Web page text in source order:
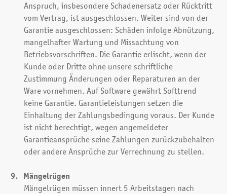
Anspruch, insbesondere Schadenersatz oder Rücktritt
vom Vertrag, ist ausgeschlossen. Weiter sind von der
Garantie ausgeschlossen: Schäden infolge Abnützung,
mangelhafter Wartung und Missachtung von
Betriebsvorschriften. Die Garantie erlischt, wenn der
Kunde oder Dritte ohne unsere schriftliche
Zustimmung Änderungen oder Reparaturen an der
Ware vornehmen. Auf Software gewährt Softtrend
keine Garantie. Garantieleistungen setzen die
Einhaltung der Zahlungsbedingung voraus. Der Kunde
ist nicht berechtigt, wegen angemeldeter
Garantieansprüche seine Zahlungen zurückzubehalten
oder andere Ansprüche zur Verrechnung zu stellen.
Mängelrügen
Mängelrügen müssen innert 5 Arbeitstagen nach